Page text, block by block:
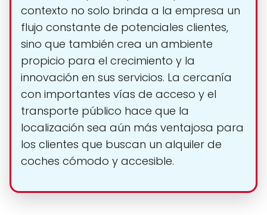
contexto no solo brinda a la empresa un
flujo constante de potenciales clientes,
sino que también crea un ambiente
propicio para el crecimiento y la
innovación en sus servicios. La cercanía
con importantes vías de acceso y el
transporte público hace que la
localización sea aún más ventajosa para
los clientes que buscan un alquiler de
coches cómodo y accesible.